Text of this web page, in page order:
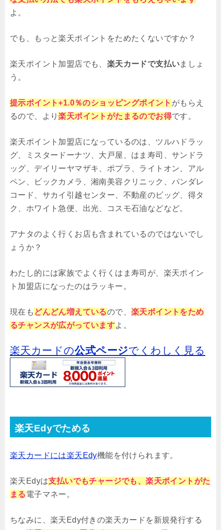
よ。
でも、もっと楽天ポイントをためたくないですか？
楽天ポイント加盟店でも、 楽天カードで支払いましょ
う。
提示ポイント+1.0％のショッピングポイント がもらえ
るので、より楽天ポイントがたまるのでお得です。
楽天ポイント加盟店になっているのは、ツルハドラッ
グ、ミスタードーナツ、大戸屋、はま寿司、サンドラ
ッグ、デイリーヤマザキ、ポプラ、ライトオン、アル
ペン、ビックカメラ、湘南美容クリニック、パンダレ
コード、サカイ引越センター、不動産のビッグ、得タ
ク、ホワイト急便、出光、コスモ石油などなど。
アナタのよく行くお店も含まれているのではないでし
ょうか？
わたし的には家族でよく行くはま寿司が、楽天ポイン
ト加盟店になったのはラッキー。
現在も どんどん増えているので、楽天ポイントをため
るチャンスが広がっていますよ。
楽天カードの公式ページでくわしく見る
楽天Edyでためる
楽天カードには楽天Edy機能を付けられます。
楽天Edyは支払いでもチャージでも、楽天ポイントがた
まる電子マネー。
ちなみに、楽天Edy付きの楽天カードを新規発行する